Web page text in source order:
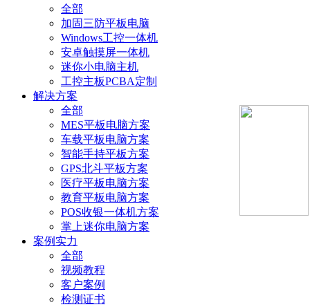
全部
加固三防平板电脑
Windows工控一体机
安卓触摸屏一体机
迷你小电脑主机
工控主板PCBA定制
解决方案
全部
MES平板电脑方案
车载平板电脑方案
智能手持平板方案
GPS北斗平板方案
医疗平板电脑方案
教育平板电脑方案
POS收银一体机方案
掌上迷你电脑方案
案例实力
全部
视频教程
客户案例
检测证书